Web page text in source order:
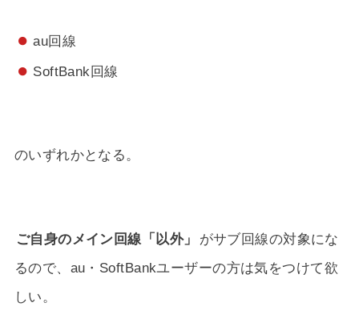
au回線
SoftBank回線
のいずれかとなる。
ご自身のメイン回線「以外」
がサブ回線の対象にな
るので、au・SoftBankユーザーの方は気をつけて欲
しい。